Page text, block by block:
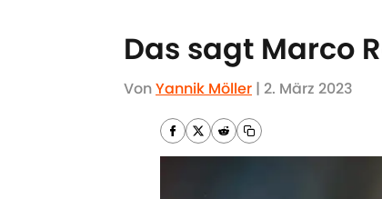
Das sagt Marco
VonYannik Möller | 2. März 2023